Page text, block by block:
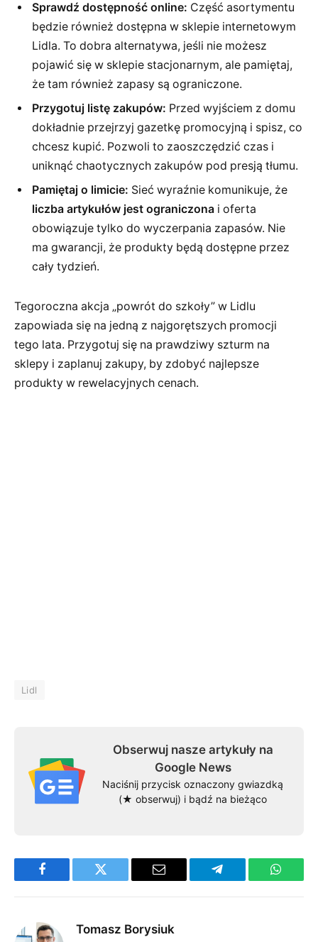
Sprawdź dostępność online: Część asortymentu
będzie również dostępna w sklepie internetowym
Lidla. To dobra alternatywa, jeśli nie możesz
pojawić się w sklepie stacjonarnym, ale pamiętaj,
że tam również zapasy są ograniczone.
Przygotuj listę zakupów: Przed wyjściem z domu
dokładnie przejrzyj gazetkę promocyjną i spisz, co
chcesz kupić. Pozwoli to zaoszczędzić czas i
uniknąć chaotycznych zakupów pod presją tłumu.
Pamiętaj o limicie: Sieć wyraźnie komunikuje, że
liczba artykułów jest ograniczona i oferta
obowiązuje tylko do wyczerpania zapasów. Nie
ma gwarancji, że produkty będą dostępne przez
cały tydzień.
Tegoroczna akcja „powrót do szkoły” w Lidlu
zapowiada się na jedną z najgorętszych promocji
tego lata. Przygotuj się na prawdziwy szturm na
sklepy i zaplanuj zakupy, by zdobyć najlepsze
produkty w rewelacyjnych cenach.
Lidl
Obserwuj nasze artykuły na
Google News
Naciśnij przycisk oznaczony gwiazdką
(★ obserwuj) i bądź na bieżąco
Facebook Twitter Email Telegram
Tomasz Borysiuk